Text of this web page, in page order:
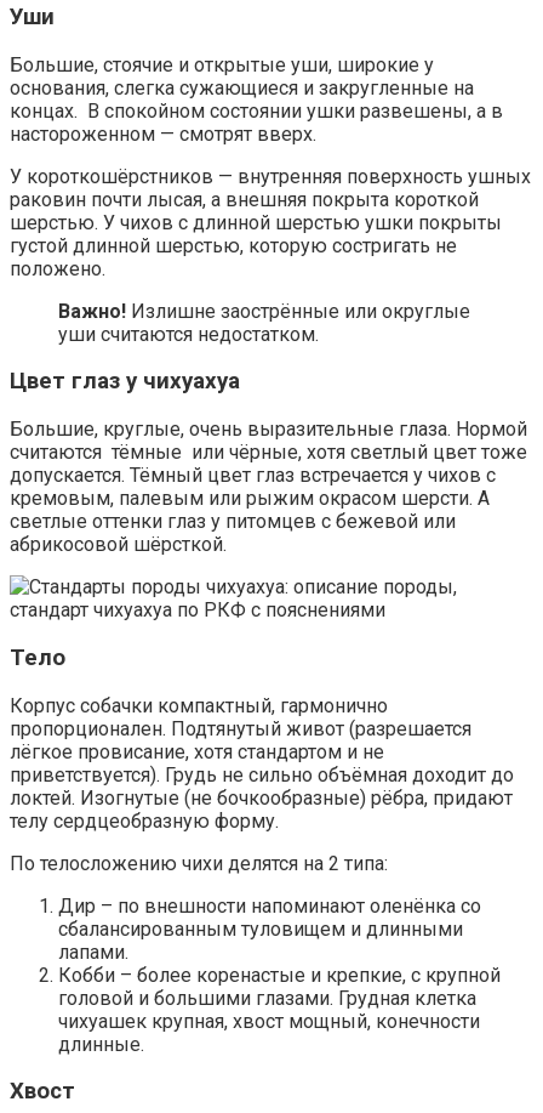
Уши
Большие, стоячие и открытые уши, широкие у
основания, слегка сужающиеся и закругленные на
концах. В спокойном состоянии ушки развешены, а в
настороженном — смотрят вверх.
У короткошёрстников — внутренняя поверхность ушных
раковин почти лысая, а внешняя покрыта короткой
шерстью. У чихов с длинной шерстью ушки покрыты
густой длинной шерстью, которую состригать не
положено.
Важно! Излишне заострённые или округлые
уши считаются недостатком.
Цвет глаз у чихуахуа
Большие, круглые, очень выразительные глаза. Нормой
считаются тёмные или чёрные, хотя светлый цвет тоже
допускается. Тёмный цвет глаз встречается у чихов с
кремовым, палевым или рыжим окрасом шерсти. А
светлые оттенки глаз у питомцев с бежевой или
абрикосовой шёрсткой.
Тело
Корпус собачки компактный, гармонично
пропорционален. Подтянутый живот (разрешается
лёгкое провисание, хотя стандартом и не
приветствуется). Грудь не сильно объёмная доходит до
локтей. Изогнутые (не бочкообразные) рёбра, придают
телу сердцеобразную форму.
По телосложению чихи делятся на 2 типа:
Дир – по внешности напоминают оленёнка со
сбалансированным туловищем и длинными
лапами.
Кобби – более коренастые и крепкие, с крупной
головой и большими глазами. Грудная клетка
чихуашек крупная, хвост мощный, конечности
длинные.
Хвост